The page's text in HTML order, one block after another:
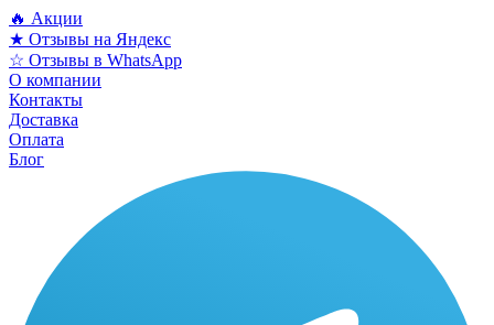
🔥 Акции
★ Отзывы на Яндекс
☆ Отзывы в WhatsApp
О компании
Контакты
Доставка
Оплата
Блог